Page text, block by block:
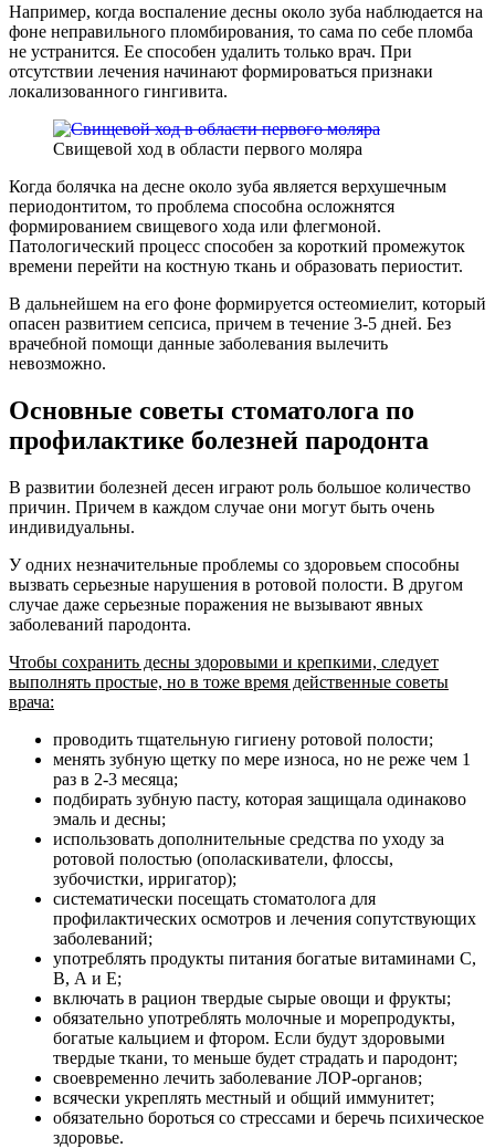
Например, когда воспаление десны около зуба наблюдается на
фоне неправильного пломбирования, то сама по себе пломба
не устранится. Ее способен удалить только врач. При
отсутствии лечения начинают формироваться признаки
локализованного гингивита.
Свищевой ход в области первого моляра
Когда болячка на десне около зуба является верхушечным
периодонтитом, то проблема способна осложнятся
формированием свищевого хода или флегмоной.
Патологический процесс способен за короткий промежуток
времени перейти на костную ткань и образовать периостит.
В дальнейшем на его фоне формируется остеомиелит, который
опасен развитием сепсиса, причем в течение 3-5 дней. Без
врачебной помощи данные заболевания вылечить
невозможно.
Основные советы стоматолога по
профилактике болезней пародонта
В развитии болезней десен играют роль большое количество
причин. Причем в каждом случае они могут быть очень
индивидуальны.
У одних незначительные проблемы со здоровьем способны
вызвать серьезные нарушения в ротовой полости. В другом
случае даже серьезные поражения не вызывают явных
заболеваний пародонта.
Чтобы сохранить десны здоровыми и крепкими, следует
выполнять простые, но в тоже время действенные советы
врача:
проводить тщательную гигиену ротовой полости;
менять зубную щетку по мере износа, но не реже чем 1
раз в 2-3 месяца;
подбирать зубную пасту, которая защищала одинаково
эмаль и десны;
использовать дополнительные средства по уходу за
ротовой полостью (ополаскиватели, флоссы,
зубочистки, ирригатор);
систематически посещать стоматолога для
профилактических осмотров и лечения сопутствующих
заболеваний;
употреблять продукты питания богатые витаминами С,
В, А и Е;
включать в рацион твердые сырые овощи и фрукты;
обязательно употреблять молочные и морепродукты,
богатые кальцием и фтором. Если будут здоровыми
твердые ткани, то меньше будет страдать и пародонт;
своевременно лечить заболевание ЛОР-органов;
всячески укреплять местный и общий иммунитет;
обязательно бороться со стрессами и беречь психическое
здоровье.